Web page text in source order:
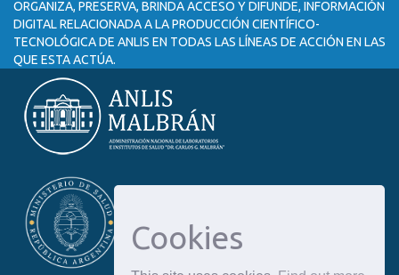
Cookies
ORGANIZA, PRESERVA, BRINDA ACCESO Y DIFUNDE, INFORMACIÓN
DIGITAL RELACIONADA A LA PRODUCCIÓN CIENTÍFICO-
TECNOLÓGICA DE ANLIS EN TODAS LAS LÍNEAS DE ACCIÓN EN LAS
QUE ESTA ACTÚA.